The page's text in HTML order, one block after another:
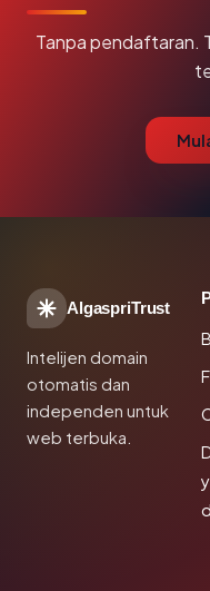
Tanpa pendaftaran.
AlgaspriTrust
Intelijen domain
otomatis dan
independen untuk
web terbuka.